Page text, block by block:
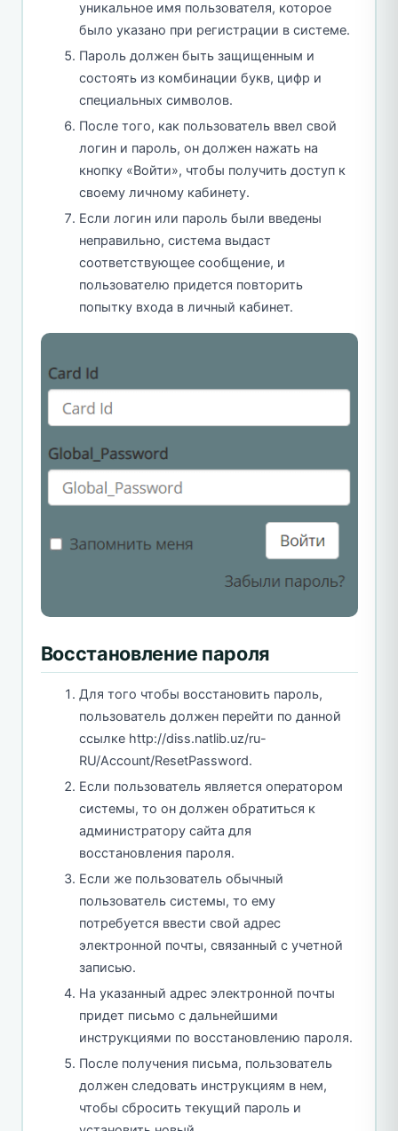
уникальное имя пользователя, которое
было указано при регистрации в системе.
Пароль должен быть защищенным и
состоять из комбинации букв, цифр и
специальных символов.
После того, как пользователь ввел свой
логин и пароль, он должен нажать на
кнопку «Войти», чтобы получить доступ к
своему личному кабинету.
Если логин или пароль были введены
неправильно, система выдаст
соответствующее сообщение, и
пользователю придется повторить
попытку входа в личный кабинет.
Восстановление пароля
Для того чтобы восстановить пароль,
пользователь должен перейти по данной
ссылке http://diss.natlib.uz/ru-
RU/Account/ResetPassword.
Если пользователь является оператором
системы, то он должен обратиться к
администратору сайта для
восстановления пароля.
Если же пользователь обычный
пользователь системы, то ему
потребуется ввести свой адрес
электронной почты, связанный с учетной
записью.
На указанный адрес электронной почты
придет письмо с дальнейшими
инструкциями по восстановлению пароля.
После получения письма, пользователь
должен следовать инструкциям в нем,
чтобы сбросить текущий пароль и